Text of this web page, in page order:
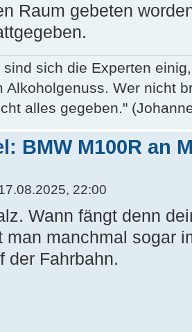
Raum gebeten
sind sich die Experten
Alkoholgenuss. Wer nicht
alles gegeben."
BMW M100R an
22:00
Wann fängt denn
man manchmal sogar
der Fahrbahn.